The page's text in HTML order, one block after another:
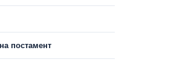
постамент